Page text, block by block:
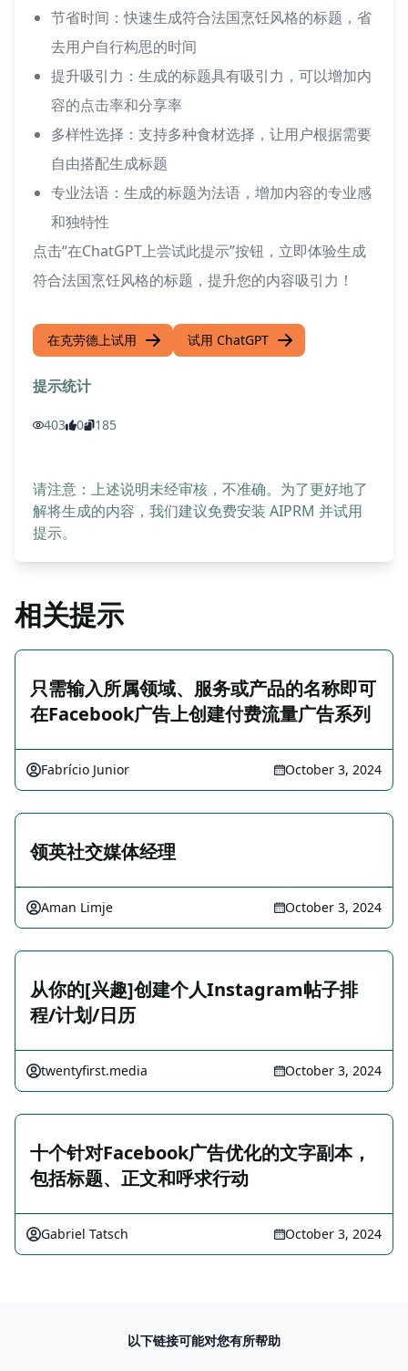
节省时间：快速生成符合法国烹饪风格的标题，省
去用户自行构思的时间
提升吸引力：生成的标题具有吸引力，可以增加内
容的点击率和分享率
多样性选择：支持多种食材选择，让用户根据需要
自由搭配生成标题
专业法语：生成的标题为法语，增加内容的专业感
和独特性
点击“在ChatGPT上尝试此提示”按钮，立即体验生成
符合法国烹饪风格的标题，提升您的内容吸引力！
在克劳德上试用 试用 ChatGPT
提示统计
403 0 185
请注意：上述说明未经审核，不准确。为了更好地了
解将生成的内容，我们建议免费安装 AIPRM 并试用
提示。
相关提示
只需输入所属领域、服务或产品的名称即可
在Facebook广告上创建付费流量广告系列
Fabrício Junior October 3, 2024
领英社交媒体经理
Aman Limje October 3, 2024
从你的[兴趣]创建个人Instagram帖子排
程/计划/日历
twentyfirst.media October 3, 2024
十个针对Facebook广告优化的文字副本，
包括标题、正文和呼求行动
Gabriel Tatsch October 3, 2024
以下链接可能对您有所帮助